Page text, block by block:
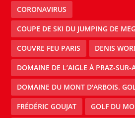
CORONAVIRUS
COUPE DE SKI DU JUMPING DE
COUVRE FEU PARIS DENIS
DOMAINE DE L’AIGLE À PRAZ-SUR-
DOMAINE DU MONT D'ARBOIS.
FRÉDÉRIC GOUJAT GOLF DU